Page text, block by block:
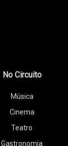
No Circuito
Música
Cinema
Teatro
Gastronomia